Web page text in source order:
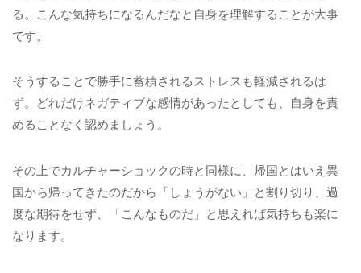
る。こんな気持ちになるんだなと自身を理解することが大事
です。
そうすることで勝手に蓄積されるストレスも軽減されるは
ず。どれだけネガティブな感情があったとしても、自身を責
めることなく認めましょう。
その上でカルチャーショックの時と同様に、帰国とはいえ異
国から帰ってきたのだから「しょうがない」と割り切り、過
度な期待をせず、「こんなものだ」と思えれば気持ちも楽に
なります。